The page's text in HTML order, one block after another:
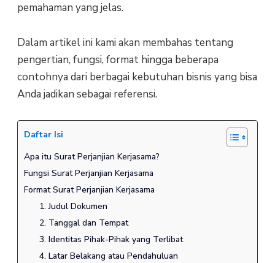
pemahaman yang jelas.
Dalam artikel ini kami akan membahas tentang
pengertian, fungsi, format hingga beberapa
contohnya dari berbagai kebutuhan bisnis yang bisa
Anda jadikan sebagai referensi.
Daftar Isi
Apa itu Surat Perjanjian Kerjasama?
Fungsi Surat Perjanjian Kerjasama
Format Surat Perjanjian Kerjasama
1. Judul Dokumen
2. Tanggal dan Tempat
3. Identitas Pihak-Pihak yang Terlibat
4. Latar Belakang atau Pendahuluan